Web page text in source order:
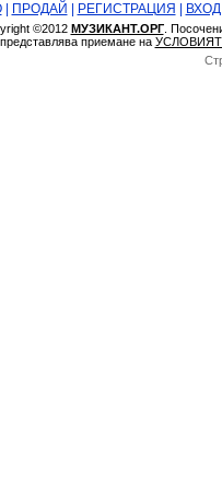
| ПРОДАЙ РЕГИСТРАЦИЯ ВХОД
©2012 МУЗИКАНТ.ОРГ.
приемане на